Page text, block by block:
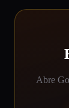
Abre